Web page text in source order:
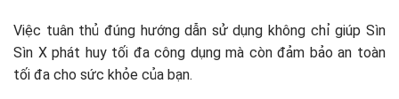
Việc tuân thủ đúng hướng dẫn sử dụng không chỉ giúp Sìn
Sìn X phát huy tối đa công dụng mà còn đảm bảo an toàn
tối đa cho sức khỏe của bạn.